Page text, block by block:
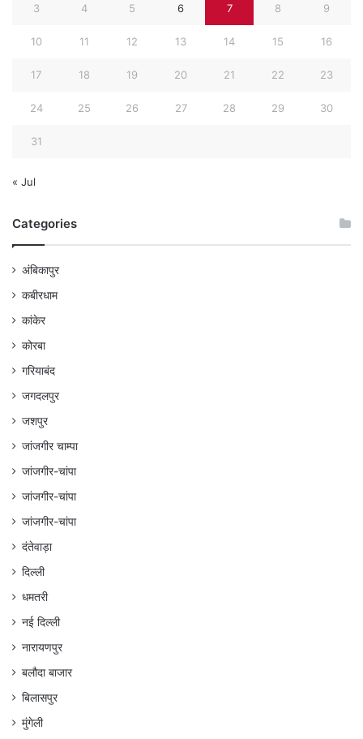
3 4 5 6 7 8 9
10 11 12 13 14 15 16
17 18 19 20 21 22 23
24 25 26 27 28 29 30
31
« Jul
Categories
अंबिकापुर
कबीरधाम
कांकेर
कोरबा
गरियाबंद
जगदलपुर
जशपुर
जांजगीर चाम्पा
जांजगीर-चांपा
जांजगीर-चांपा
जांजगीर-चांपा
दंतेवाड़ा
दिल्ली
धमतरी
नई दिल्ली
नारायणपुर
बलौदा बाजार
बिलासपुर
मुंगेली